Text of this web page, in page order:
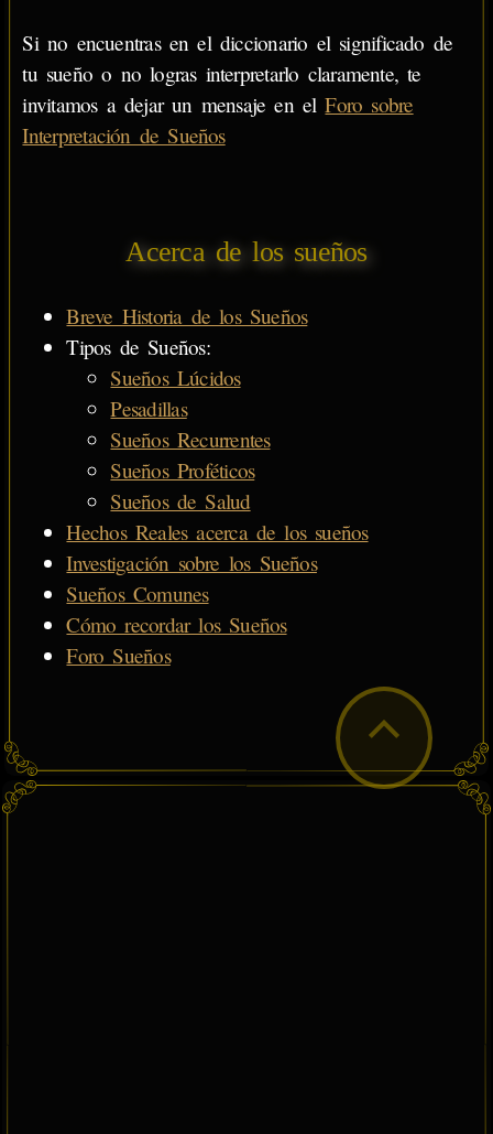
Si no encuentras en el diccionario el significado de
tu sueño o no logras interpretarlo claramente, te
invitamos a dejar un mensaje en elForo sobre
Interpretación de Sueños
Acerca de los sueños
Breve Historia de los Sueños
Tipos de Sueños:
Sueños Lúcidos
Pesadillas
Sueños Recurrentes
Sueños Proféticos
Sueños de Salud
Hechos Reales acerca de los sueños
Investigación sobre los Sueños
Sueños Comunes
Cómo recordar los Sueños
Foro Sueños